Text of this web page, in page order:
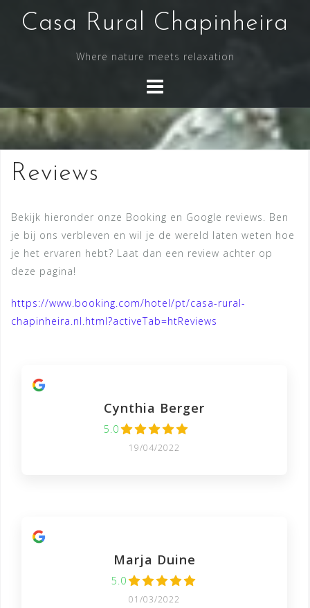
Casa Rural Chapinheira
Where nature meets relaxation
Reviews
Bekijk hieronder onze Booking en Google reviews. Ben
je bij ons verbleven en wil je de wereld laten weten hoe
je het ervaren hebt? Laat dan een review achter op
deze pagina!
https://www.booking.com/hotel/pt/casa-rural-
chapinheira.nl.html?activeTab=htReviews
Cynthia Berger
5.0
19/04/2022
Marja Duine
5.0
01/03/2022